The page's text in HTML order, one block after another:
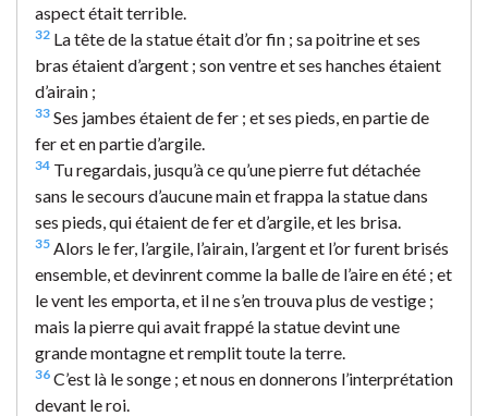
aspect était terrible.
32 La tête de la statue était d’or fin ; sa poitrine et ses
bras étaient d’argent ; son ventre et ses hanches étaient
d’airain ;
33 Ses jambes étaient de fer ; et ses pieds, en partie de
fer et en partie d’argile.
34 Tu regardais, jusqu’à ce qu’une pierre fut détachée
sans le secours d’aucune main et frappa la statue dans
ses pieds, qui étaient de fer et d’argile, et les brisa.
35 Alors le fer, l’argile, l’airain, l’argent et l’or furent brisés
ensemble, et devinrent comme la balle de l’aire en été ; et
le vent les emporta, et il ne s’en trouva plus de vestige ;
mais la pierre qui avait frappé la statue devint une
grande montagne et remplit toute la terre.
36 C’est là le songe ; et nous en donnerons l’interprétation
devant le roi.